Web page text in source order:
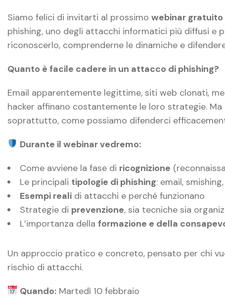
Siamo felici di invitarti al prossimo webinar gratuito
phishing, uno degli attacchi informatici più diffusi e
riconoscerlo, comprenderne le dinamiche e
Quanto è facile cadere in un attacco di phishing?
Email apparentemente legittime, siti web clonati,
hacker affinano costantemente le loro strategie. Ma
soprattutto, come possiamo difenderci
Durante il webinar vedremo:
Come avviene la fase di ricognizione
Le principali tipologie di phishing: email,
Esempi reali di attacchi e perché funzionano
Strategie di prevenzione, sia tecniche sia
L’importanza della formazione e della
Un approccio pratico e concreto, pensato per chi
rischio di attacchi.
Quando:Martedì 10 febbraio